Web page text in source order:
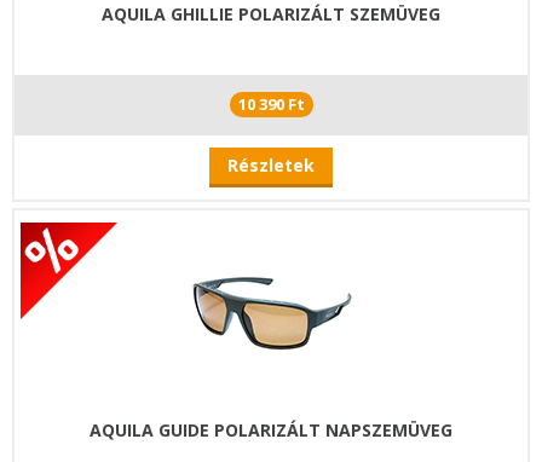
AQUILA GHILLIE POLARIZÁLT SZEMÜVEG
10 390 Ft
Részletek
AQUILA GUIDE POLARIZÁLT NAPSZEMÜVEG